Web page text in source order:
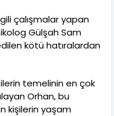
çalışmalar yapan
Gülşah Sam
kötü hatıralardan
temelinin en çok
Orhan, bu
kişilerin yaşam